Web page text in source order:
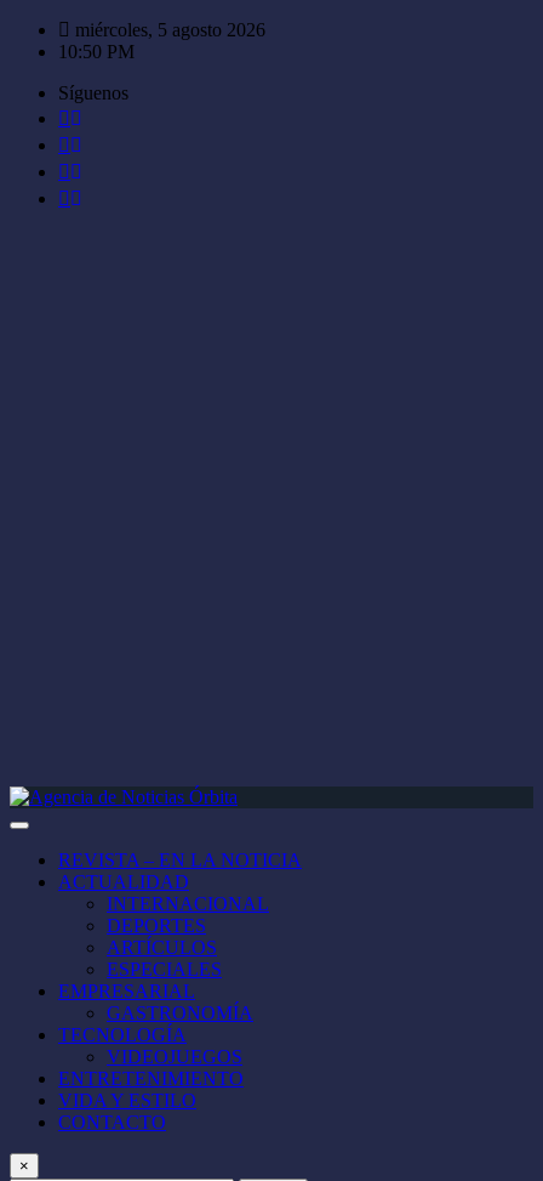
Saltar
miércoles, 5 agosto 2026
10:50 PM
Síguenos
REVISTA – EN LA NOTICIA
ACTUALIDAD
INTERNACIONAL
DEPORTES
ARTÍCULOS
ESPECIALES
EMPRESARIAL
GASTRONOMÍA
TECNOLOGÍA
VIDEOJUEGOS
ENTRETENIMIENTO
VIDA Y ESTILO
CONTACTO
×